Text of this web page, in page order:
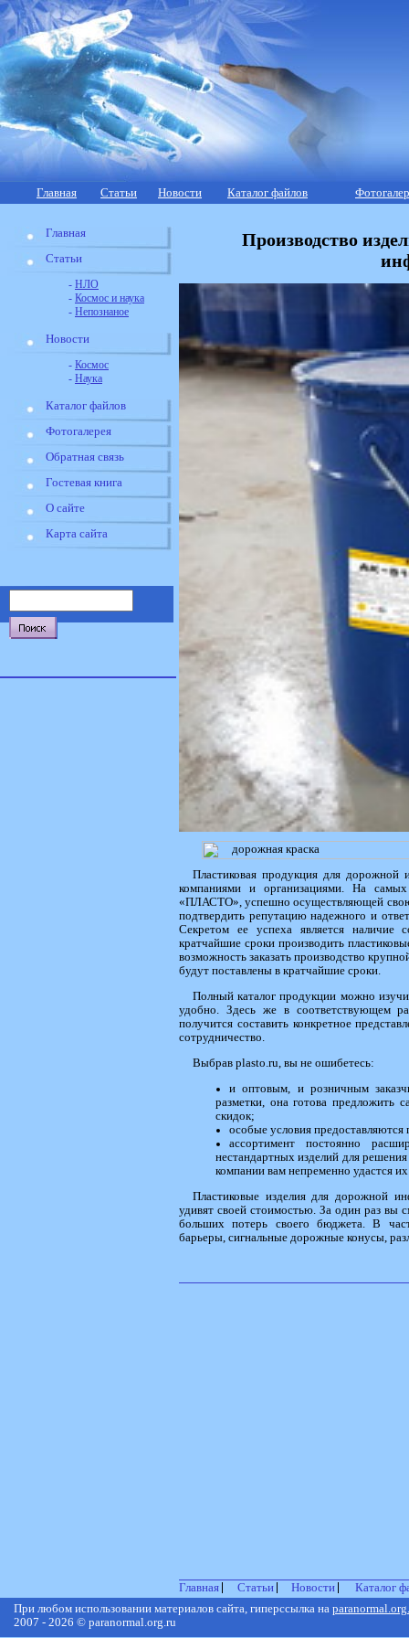
Главная Статьи Новости Каталог файлов
Главная
Статьи
- НЛО
- Космос и наука
- Непознаное
Новости
- Космос
- Наука
Каталог файлов
Фотогалерея
Обратная связь
Гостевая книга
О сайте
Карта сайта
Производство
Пластиковая продукция для дорожной
компаниями и организациями. На
«ПЛАСТО», успешно осуществляющей свою
подтвердить репутацию надежного и
Секретом ее успеха является наличие
кратчайшие сроки производить
возможность заказать производство
будут поставлены в кратчайшие сроки.
Полный каталог продукции можно
удобно. Здесь же в соответствующем
получится составить конкретное
сотрудничество.
Выбрав plasto.ru, вы не ошибетесь:
и оптовым, и розничным
разметки, она готова предложить
скидок;
особые условия
ассортимент постоянно
нестандартных изделий для
компании вам непременно удастся
Пластиковые изделия для дорожной
удивят своей стоимостью. За один раз вы
больших потерь своего бюджета. В
барьеры, сигнальные дорожные конусы,
Главная Статьи Новости
Каталог
При любом использовании материалов сайта, гиперссылка на
2007 - 2026 © paranormal.org.ru